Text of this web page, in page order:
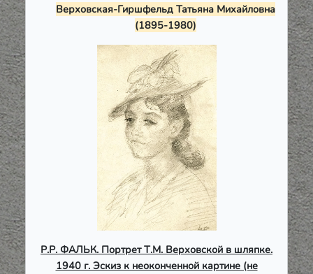
Верховская-Гиршфельд Татьяна Михайловна
(1895-1980)
Р.Р. ФАЛЬК. Портрет Т.М. Верховской в шляпке.
1940 г. Эскиз к неоконченной картине (не